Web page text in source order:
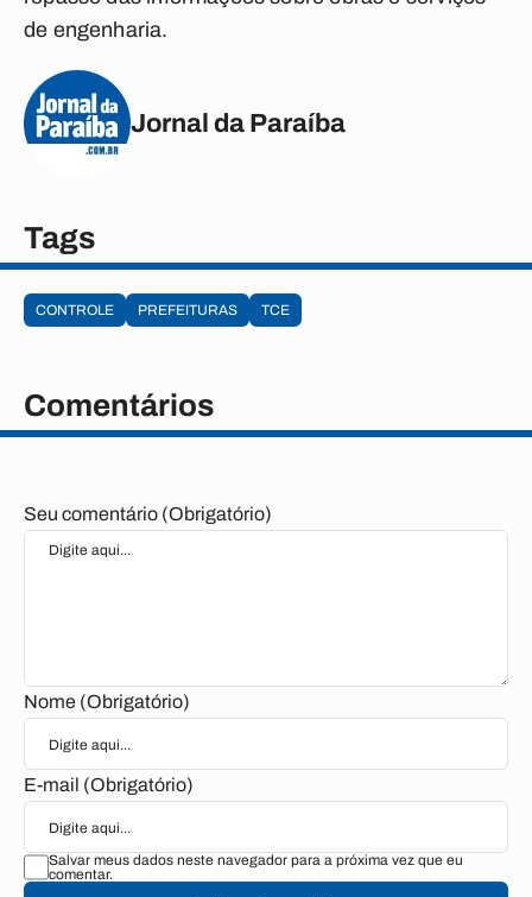
de engenharia.
Jornal da Paraíba
Tags
CONTROLE PREFEITURAS TCE
Comentários
Seu comentário (Obrigatório)
Nome (Obrigatório)
E-mail (Obrigatório)
Salvar meus dados neste navegador para a próxima vez que eu
comentar.